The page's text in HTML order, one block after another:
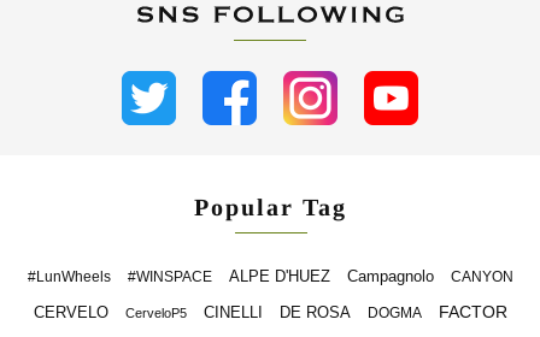
Popular Tag
#LunWheels #WINSPACE ALPE D'HUEZ Campagnolo CANYON
CERVELO CerveloP5 CINELLI DE ROSA DOGMA FACTOR